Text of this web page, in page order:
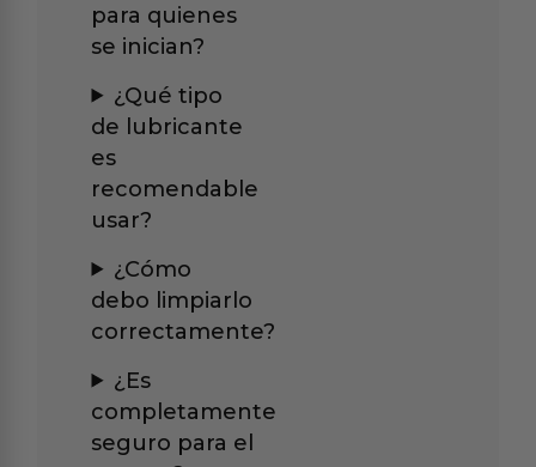
para quienes
se inician?
¿Qué tipo
de lubricante
es
recomendable
usar?
¿Cómo
debo limpiarlo
correctamente?
¿Es
completamente
seguro para el